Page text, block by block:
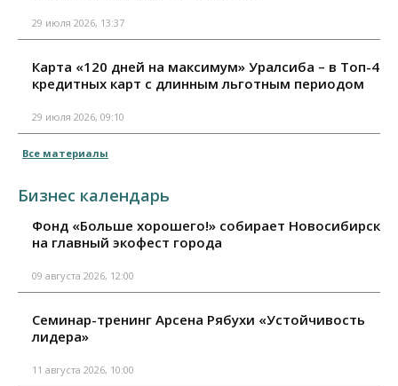
29 июля 2026, 13:37
Карта «120 дней на максимум» Уралсиба – в Топ-4
кредитных карт с длинным льготным периодом
29 июля 2026, 09:10
Все материалы
Бизнес календарь
Фонд «Больше хорошего!» собирает Новосибирск
на главный экофест города
09 августа 2026, 12:00
Семинар-тренинг Арсена Рябухи «Устойчивость
лидера»
11 августа 2026, 10:00